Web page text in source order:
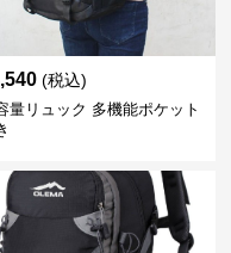
(税込)
量リュック 多機能ポケット